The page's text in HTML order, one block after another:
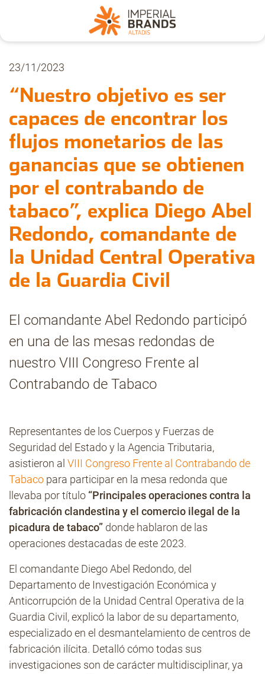
Nosotros
Secciones
Denuncia
Pregúntanos
Archivo
Estadísticas CMT
23/11/2023
“Nuestro objetivo es ser
capaces de encontrar los
flujos monetarios de las
ganancias que se obtienen
por el contrabando de
tabaco”, explica Diego Abel
Redondo, comandante de
la Unidad Central Operativa
de la Guardia Civil
El comandante Abel Redondo participó
en una de las mesas redondas de
nuestro VIII Congreso Frente al
Contrabando de Tabaco
Representantes de los Cuerpos y Fuerzas de
Seguridad del Estado y la Agencia Tributaria,
asistieron al VIII Congreso Frente al Contrabando de
Tabaco para participar en la mesa redonda que
llevaba por título “Principales operaciones contra la
fabricación clandestina y el comercio ilegal de la
picadura de tabaco” donde hablaron de las
operaciones destacadas de este 2023.
El comandante Diego Abel Redondo, del
Departamento de Investigación Económica y
Anticorrupción de la Unidad Central Operativa de la
Guardia Civil, explicó la labor de su departamento,
especializado en el desmantelamiento de centros de
fabricación ilícita. Detalló cómo todas sus
investigaciones son de carácter multidisciplinar, ya